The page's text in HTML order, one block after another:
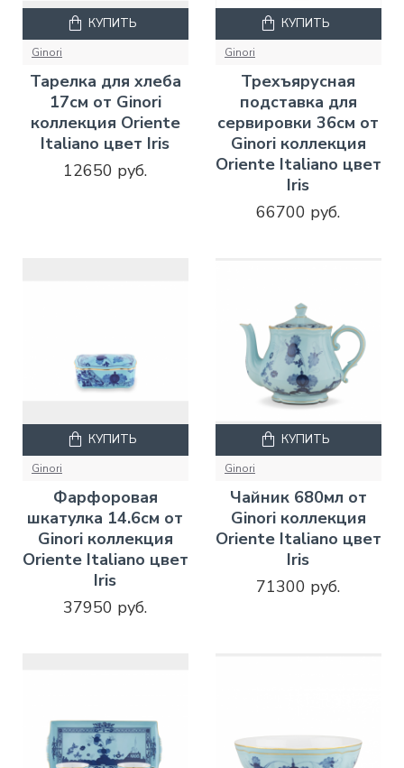
Ginori
Тарелка для хлеба
17см от Ginori
коллекция Oriente
Italiano цвет Iris
12650 руб.
КУПИТЬ
Ginori
Трехъярусная
подставка для
сервировки 36см от
Ginori коллекция
Oriente Italiano цвет
Iris
66700 руб.
КУПИТЬ
Ginori
Фарфоровая
шкатулка 14.6см от
Ginori коллекция
Oriente Italiano цвет
Iris
37950 руб.
КУПИТЬ
Ginori
Чайник 680мл от
Ginori коллекция
Oriente Italiano цвет
Iris
71300 руб.
КУПИТЬ